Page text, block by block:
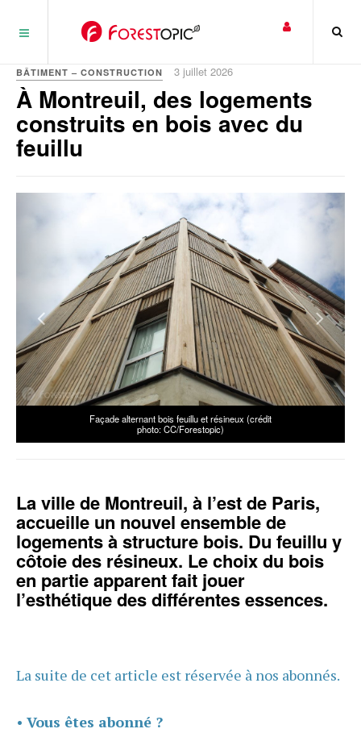
BÂTIMENT – CONSTRUCTION 3 juillet 2026
À Montreuil, des logements
construits en bois avec du
feuillu
Façade alternant bois feuillu et résineux (crédit
photo: CC/Forestopic)
Previous Next
La ville de Montreuil, à l’est de Paris,
accueille un nouvel ensemble de
logements à structure bois. Du feuillu y
côtoie des résineux. Le choix du bois
en partie apparent fait jouer
l’esthétique des différentes essences.
La suite de cet article est réservée à nos abonnés.
• Vous êtes abonné ?